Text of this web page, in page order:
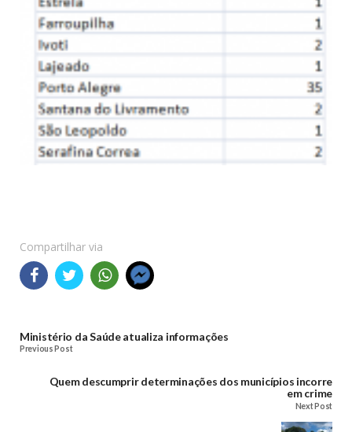
Compartilhar via
Ministério da Saúde atualiza informações
Previous Post
Quem descumprir determinações dos municípios incorre
em crime
Next Post